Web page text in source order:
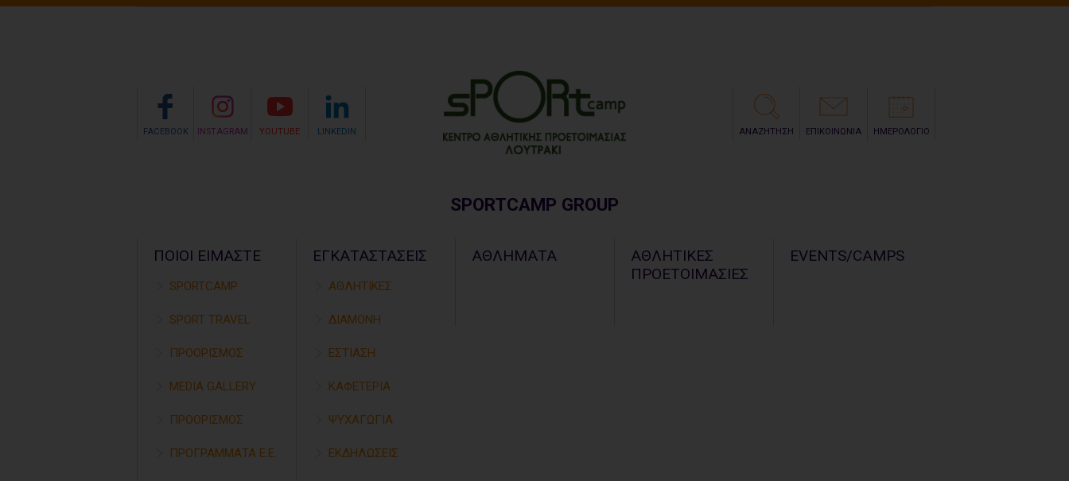
FACEBOOK INSTAGRAM YOUTUBE LINKEDIN ΑΝΑΖΗΤΗΣΗ ΕΠΙΚΟΙΝΩΝΙΑ ΗΜΕΡΟΛΟΓΙΟ
SPORTCAMP GROUP
ΠΟΙΟΙ ΕΙΜΑΣΤΕ
SPORTCAMP
SPORT TRAVEL
ΠΡΟΟΡΙΣΜΟΣ
MEDIA GALLERY
ΠΡΟΟΡΙΣΜΟΣ
ΠΡΟΓΡΑΜΜΑΤΑ Ε.Ε.
ΕΓΚΑΤΑΣΤΑΣΕΙΣ
ΑΘΛΗΤΙΚΕΣ
ΔΙΑΜΟΝΗ
ΕΣΤΙΑΣΗ
ΚΑΦΕΤΕΡΙΑ
ΨΥΧΑΓΩΓΙΑ
ΕΚΔΗΛΩΣΕΙΣ
ΑΘΛΗΜΑΤΑ
ΑΘΛΗΤΙΚΕΣ
ΠΡΟΕΤΟΙΜΑΣΙΕΣ
EVENTS/CAMPS